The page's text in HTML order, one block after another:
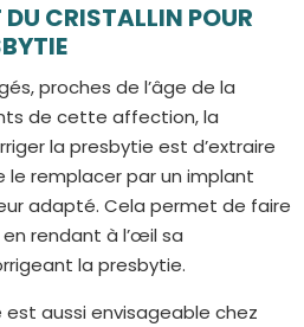
DU CRISTALLIN POUR
proches de l’âge de la
de cette affection, la
la presbytie est d’extraire
le remplacer par un implant
adapté. Cela permet de faire
en rendant à l’œil sa
la presbytie.
aussi envisageable chez